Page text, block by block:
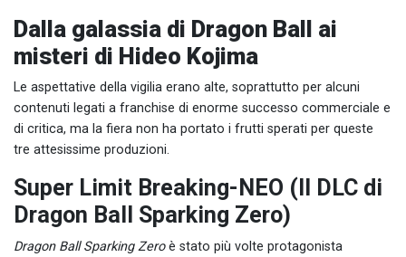
Dalla galassia di Dragon Ball ai
misteri di Hideo Kojima
Le aspettative della vigilia erano alte, soprattutto per alcuni
contenuti legati a franchise di enorme successo commerciale e
di critica, ma la fiera non ha portato i frutti sperati per queste
tre attesissime produzioni.
Super Limit Breaking-NEO (Il DLC di
Dragon Ball Sparking Zero)
Dragon Ball Sparking Zeroè stato più volte protagonista